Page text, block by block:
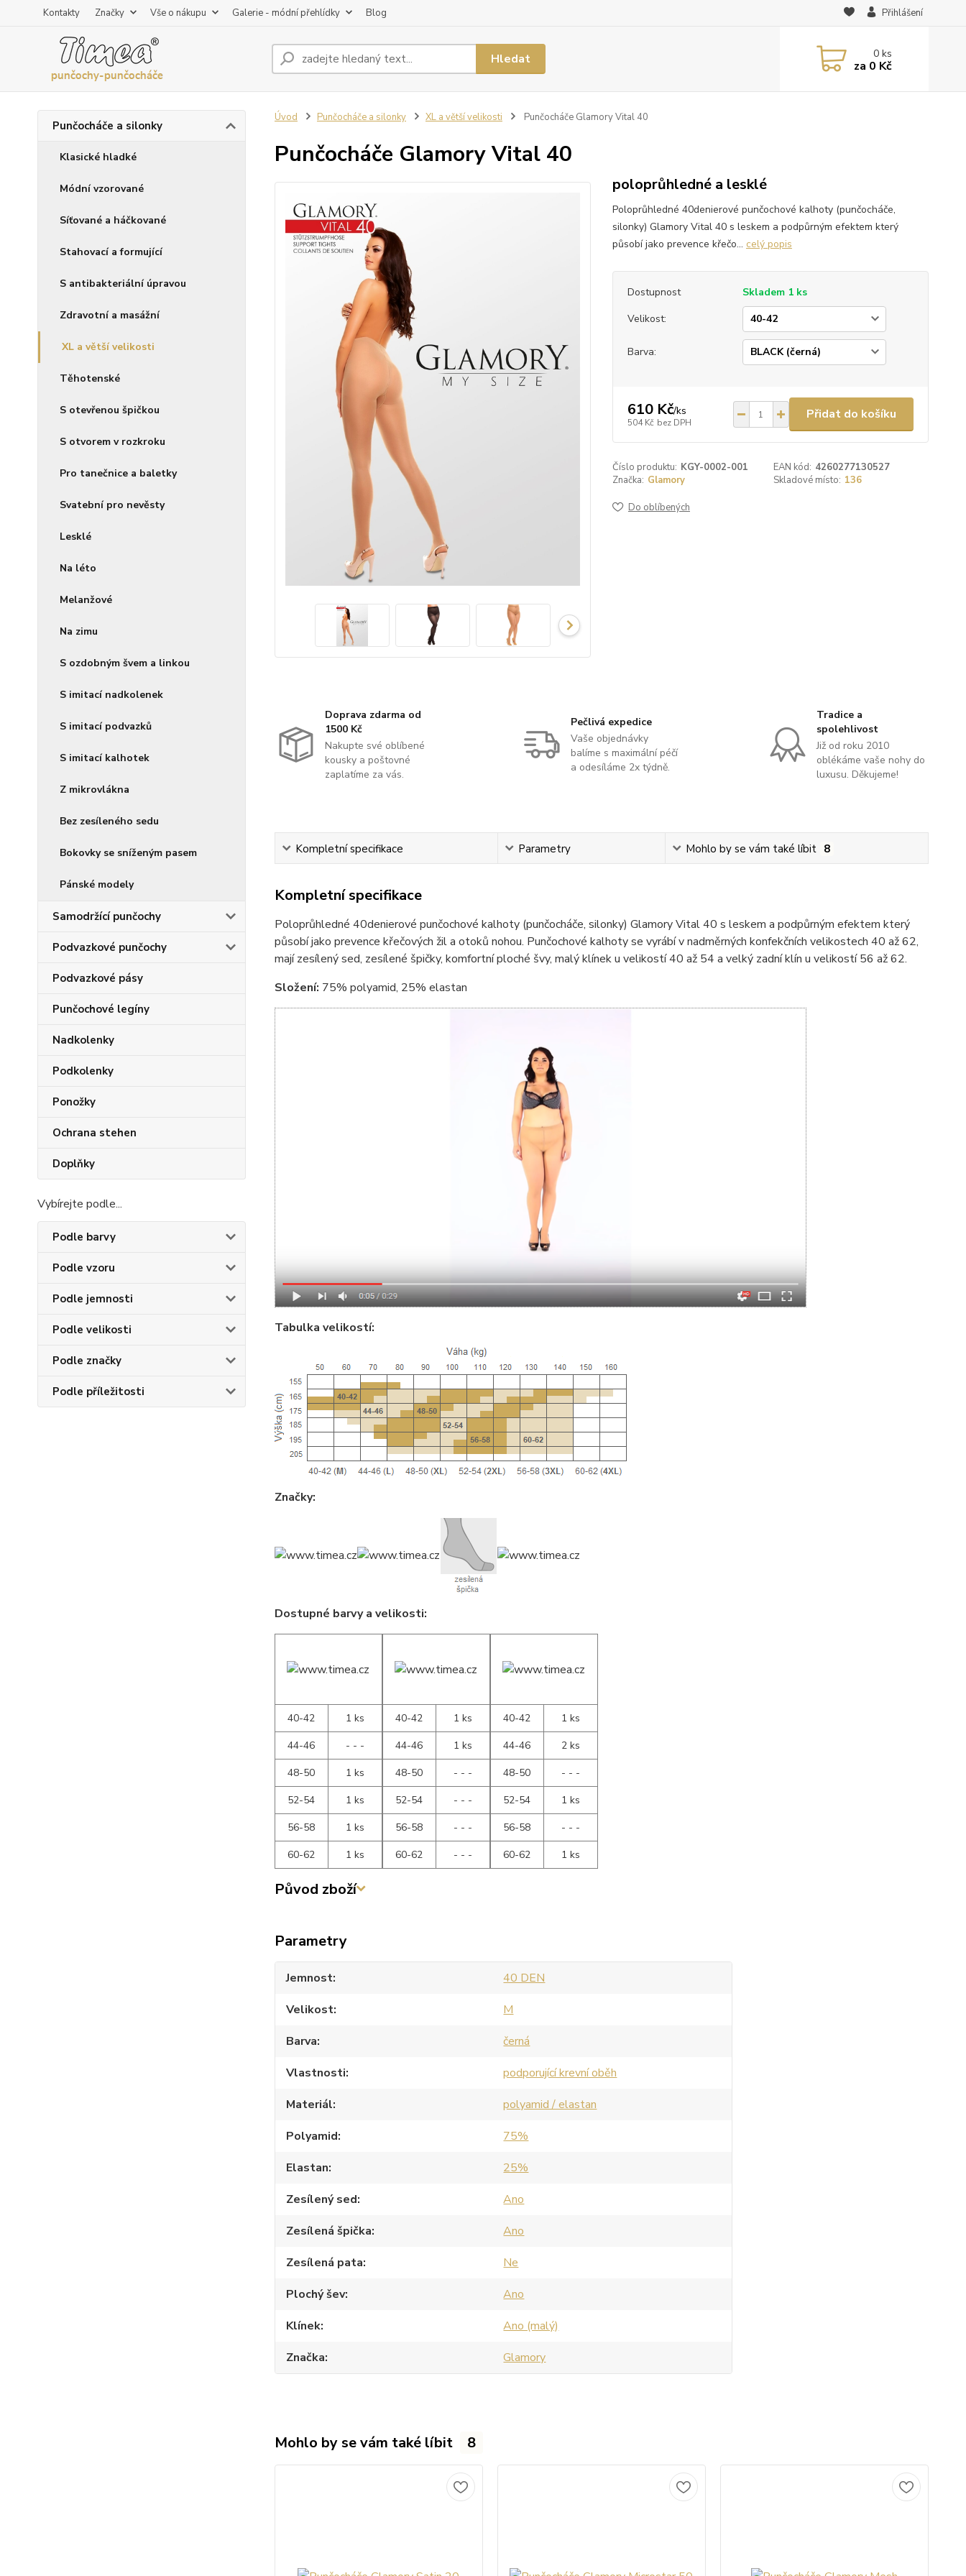
Kontakty Značky Vše o nákupu Galerie - módní přehlídky Blog Přihlášení
Hledat 0ks
za 0 Kč
Punčocháče a silonky
Klasické hladké
Módní vzorované
Síťované a háčkované
Stahovací a formující
S antibakteriální úpravou
Zdravotní a masážní
XL a větší velikosti
Těhotenské
S otevřenou špičkou
S otvorem v rozkroku
Pro tanečnice a baletky
Svatební pro nevěsty
Lesklé
Na léto
Melanžové
Na zimu
S ozdobným švem a linkou
S imitací nadkolenek
S imitací podvazků
S imitací kalhotek
Z mikrovlákna
Bez zesíleného sedu
Bokovky se sníženým pasem
Pánské modely
Samodržící punčochy
Podvazkové punčochy
Podvazkové pásy
Punčochové legíny
Nadkolenky
Podkolenky
Ponožky
Ochrana stehen
Doplňky
Vybírejte podle...
Podle barvy
Podle vzoru
Podle jemnosti
Podle velikosti
Podle značky
Podle příležitosti
Úvod Punčocháče a silonky XL a větší velikosti Punčocháče Glamory Vital 40
Punčocháče Glamory Vital 40
poloprůhledné a lesklé
Poloprůhledné 40denierové punčochové kalhoty (punčocháče,
silonky) Glamory Vital 40 s leskem a podpůrným efektem který
působí jako prevence křečo... celý popis
Dostupnost
Skladem 1 ks
Velikost:
Barva:
610 Kč/ks
504 Kč bez DPH
Přidat do košíku
Číslo produktu: KGY-0002-001 EAN kód: 4260277130527
Značka: Glamory Skladové místo: 136
Do oblíbených
Doprava zdarma od
1500 Kč
Nakupte své oblíbené
kousky a poštovné
zaplatíme za vás.
Pečlivá expedice
Vaše objednávky
balíme s maximální péčí
a odesíláme 2x týdně.
Tradice a
spolehlivost
Již od roku 2010
oblékáme vaše nohy do
luxusu. Děkujeme!
Kompletní specifikace Parametry Mohlo by se vám také líbit 8
Kompletní specifikace
Poloprůhledné 40denierové punčochové kalhoty (punčocháče, silonky) Glamory Vital 40 s leskem a podpůrným efektem který
působí jako prevence křečových žil a otoků nohou. Punčochové kalhoty se vyrábí v nadměrných konfekčních velikostech 40 až 62,
mají zesílený sed, zesílené špičky, komfortní ploché švy, malý klínek u velikostí 40 až 54 a velký zadní klín u velikostí 56 až 62.
Složení: 75% polyamid, 25% elastan
Tabulka velikostí:
Značky:
Dostupné barvy a velikosti:
40-42
1 ks
44-46
- - -
48-50
1 ks
52-54
1 ks
56-58
1 ks
60-62
1 ks
40-42
1 ks
44-46
1 ks
48-50
- - -
52-54
- - -
56-58
- - -
60-62
- - -
40-42
1 ks
44-46
2 ks
48-50
- - -
52-54
1 ks
56-58
- - -
60-62
1 ks
Původ zboží
Parametry
Jemnost
40 DEN
Velikost
M
Barva
černá
Vlastnosti
podporující krevní oběh
Materiál
polyamid / elastan
Polyamid
75%
Elastan
25%
Zesílený sed
Ano
Zesílená špička
Ano
Zesílená pata
Ne
Plochý šev
Ano
Klínek
Ano (malý)
Značka
Glamory
Mohlo by se vám také líbit 8